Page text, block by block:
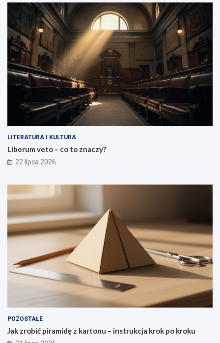
LITERATURA I KULTURA
Liberum veto – co to znaczy?
22 lipca 2026
POZOSTAŁE
Jak zrobić piramidę z kartonu – instrukcja krok po kroku